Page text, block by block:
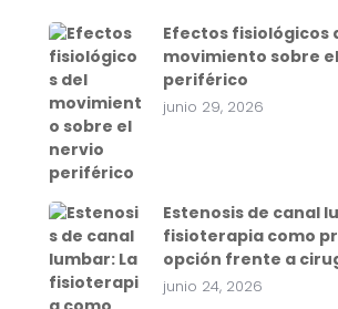
Efectos fisiológicos
movimiento sobre
periférico
junio 29, 2026
Estenosis de canal
fisioterapia como
opción frente a
junio 24, 2026